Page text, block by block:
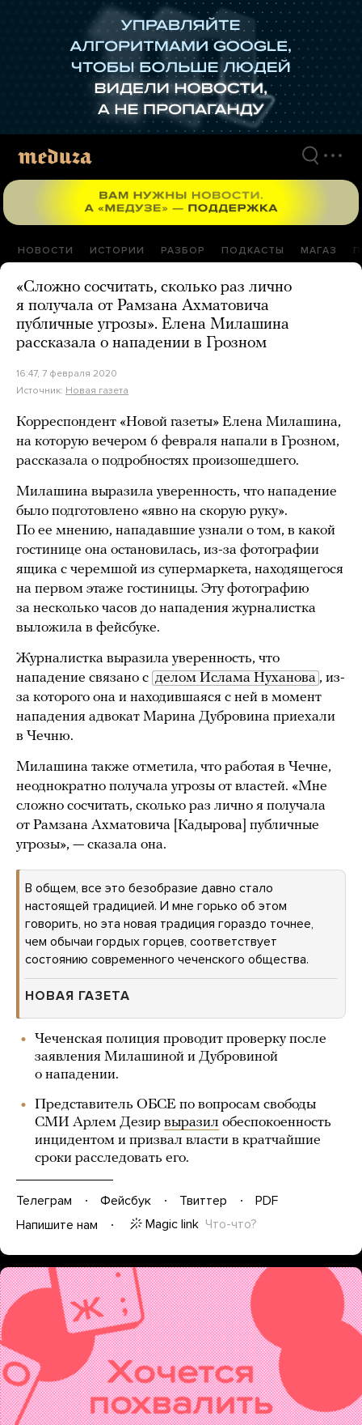
НОВОСТИ ИСТОРИИ РАЗБОР ПОДКАСТЫ МАГАЗ
«Сложно сосчитать, сколько раз лично
я получала от Рамзана Ахматовича
публичные угрозы». Елена Милашина
рассказала о нападении в Грозном
16:47, 7 февраля 2020
Источник: Новая газета
Корреспондент «Новой газеты» Елена Милашина,
на которую вечером 6 февраля напали в Грозном,
рассказала о подробностях произошедшего.
Милашина выразила уверенность, что нападение
было подготовлено «явно на скорую руку».
По ее мнению, нападавшие узнали о том, в какой
гостинице она остановилась, из-за фотографии
ящика с черемшой из супермаркета, находящегося
на первом этаже гостиницы. Эту фотографию
за несколько часов до нападения журналистка
выложила в фейсбуке.
Журналистка выразила уверенность, что
нападение связано с делом Ислама Нуханова , из-
за которого она и находившаяся с ней в момент
нападения адвокат Марина Дубровина приехали
в Чечню.
Милашина также отметила, что работая в Чечне,
неоднократно получала угрозы от властей. «Мне
сложно сосчитать, сколько раз лично я получала
от Рамзана Ахматовича [Кадырова] публичные
угрозы», — сказала она.
В общем, все это безобразие давно стало
настоящей традицией. И мне горько об этом
говорить, но эта новая традиция гораздо точнее,
чем обычаи гордых горцев, соответствует
состоянию современного чеченского общества.
НОВАЯ ГАЗЕТА
Чеченская полиция проводит проверку после
заявления Милашиной и Дубровиной
о нападении.
Представитель ОБСЕ по вопросам свободы
СМИ Арлем Дезир выразил обеспокоенность
инцидентом и призвал власти в кратчайшие
сроки расследовать его.
Телеграм Фейсбук Твиттер
PDF
Напишите нам
Magic link Что-что?